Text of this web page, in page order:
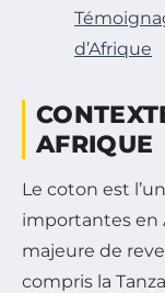
d’Afrique
AFRIQUE
Le coton est
importantes en
majeure de
compris la